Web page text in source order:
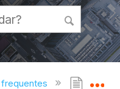
hierarquia